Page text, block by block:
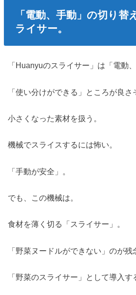
「電動、手動」の切り替
ライサー。
「Huanyuのスライサー」は「電動
「使い分けができる」ところが良さ
小さくなった素材を扱う。
機械でスライスするには怖い。
「手動が安全」。
でも、この機械は。
食材を薄く切る「スライサー」。
「野菜ヌードルができない」のが残
「野菜のスライサー」として導入す